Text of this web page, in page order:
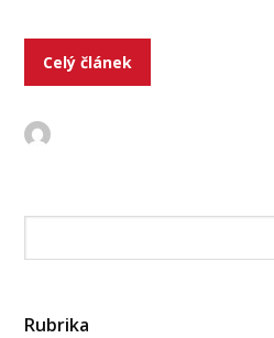
Celý článek
Rubrika